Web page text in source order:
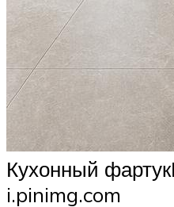
Кухонный
i.pinimg.com